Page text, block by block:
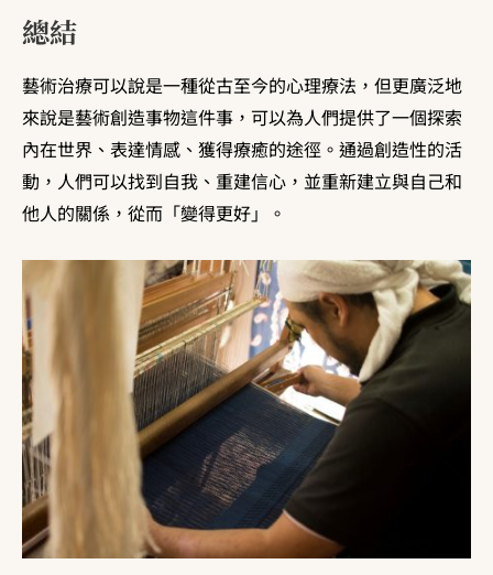
總結
藝術治療可以說是一種從古至今的心理療法，但更廣泛地
來說是藝術創造事物這件事，可以為人們提供了一個探索
內在世界、表達情感、獲得療癒的途徑。通過創造性的活
動，人們可以找到自我、重建信心，並重新建立與自己和
他人的關係，從而「變得更好」。